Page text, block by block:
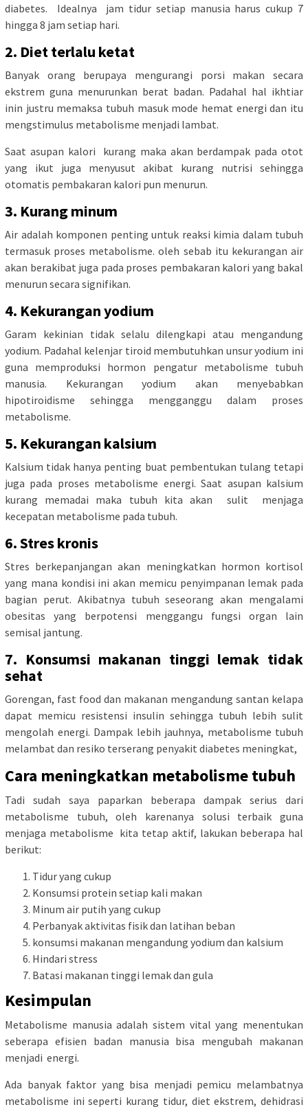
diabetes. Idealnya jam tidur setiap manusia harus cukup 7
hingga 8 jam setiap hari.
2. Diet terlalu ketat
Banyak orang berupaya mengurangi porsi makan secara
ekstrem guna menurunkan berat badan. Padahal hal ikhtiar
inin justru memaksa tubuh masuk mode hemat energi dan itu
mengstimulus metabolisme menjadi lambat.
Saat asupan kalori kurang maka akan berdampak pada otot
yang ikut juga menyusut akibat kurang nutrisi sehingga
otomatis pembakaran kalori pun menurun.
3. Kurang minum
Air adalah komponen penting untuk reaksi kimia dalam tubuh
termasuk proses metabolisme. oleh sebab itu kekurangan air
akan berakibat juga pada proses pembakaran kalori yang bakal
menurun secara signifikan.
4. Kekurangan yodium
Garam kekinian tidak selalu dilengkapi atau mengandung
yodium. Padahal kelenjar tiroid membutuhkan unsur yodium ini
guna memproduksi hormon pengatur metabolisme tubuh
manusia. Kekurangan yodium akan menyebabkan
hipotiroidisme sehingga mengganggu dalam proses
metabolisme.
5. Kekurangan kalsium
Kalsium tidak hanya penting buat pembentukan tulang tetapi
juga pada proses metabolisme energi. Saat asupan kalsium
kurang memadai maka tubuh kita akan sulit menjaga
kecepatan metabolisme pada tubuh.
6. Stres kronis
Stres berkepanjangan akan meningkatkan hormon kortisol
yang mana kondisi ini akan memicu penyimpanan lemak pada
bagian perut. Akibatnya tubuh seseorang akan mengalami
obesitas yang berpotensi menggangu fungsi organ lain
semisal jantung.
7. Konsumsi makanan tinggi lemak tidak
sehat
Gorengan, fast food dan makanan mengandung santan kelapa
dapat memicu resistensi insulin sehingga tubuh lebih sulit
mengolah energi. Dampak lebih jauhnya, metabolisme tubuh
melambat dan resiko terserang penyakit diabetes meningkat,
Cara meningkatkan metabolisme tubuh
Tadi sudah saya paparkan beberapa dampak serius dari
metabolisme tubuh, oleh karenanya solusi terbaik guna
menjaga metabolisme kita tetap aktif, lakukan beberapa hal
berikut:
Tidur yang cukup
Konsumsi protein setiap kali makan
Minum air putih yang cukup
Perbanyak aktivitas fisik dan latihan beban
konsumsi makanan mengandung yodium dan kalsium
Hindari stress
Batasi makanan tinggi lemak dan gula
Kesimpulan
Metabolisme manusia adalah sistem vital yang menentukan
seberapa efisien badan manusia bisa mengubah makanan
menjadi energi.
Ada banyak faktor yang bisa menjadi pemicu melambatnya
metabolisme ini seperti kurang tidur, diet ekstrem, dehidrasi